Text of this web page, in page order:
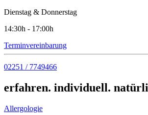
Dienstag & Donnerstag
14:30h - 17:00h
Terminvereinbarung
02251 / 7749466
erfahren. individuell.
Allergologie